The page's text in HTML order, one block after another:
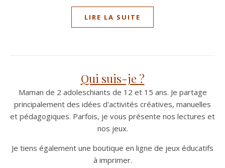
LIRE LA SUITE
Qui suis-je ?
Maman de 2 adoleschiants de 12 et 15 ans. Je partage
principalement des idées d'activités créatives, manuelles
et pédagogiques. Parfois, je vous présente nos lectures et
nos jeux.
Je tiens également une boutique en ligne de jeux éducatifs
à imprimer.